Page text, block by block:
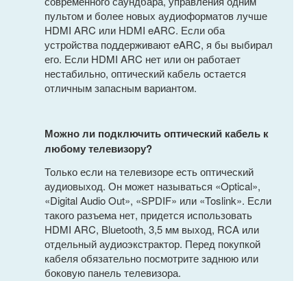
пультом и более новых аудиоформатов лучше
HDMI ARC или HDMI eARC. Если оба
устройства поддерживают eARC, я бы выбирал
его. Если HDMI ARC нет или он работает
нестабильно, оптический кабель остается
отличным запасным вариантом.
Можно ли подключить оптический кабель к
любому телевизору?
Только если на телевизоре есть оптический
аудиовыход. Он может называться «Optical»,
«Digital Audio Out», «SPDIF» или «Toslink». Если
такого разъема нет, придется использовать
HDMI ARC, Bluetooth, 3,5 мм выход, RCA или
отдельный аудиоэкстрактор. Перед покупкой
кабеля обязательно посмотрите заднюю или
боковую панель телевизора.